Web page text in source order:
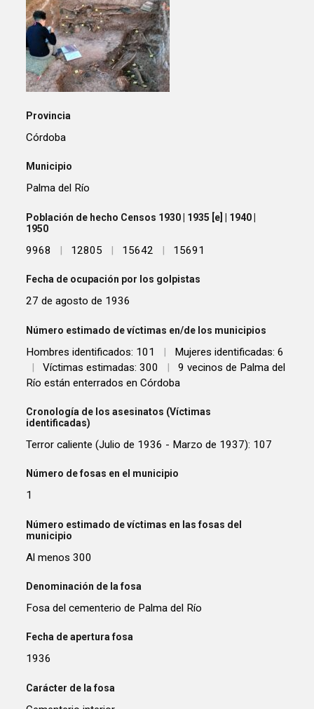
Provincia
Córdoba
Municipio
Palma del Río
Población de hecho Censos 1930 | 1935 [e] | 1940 |
1950
9968 | 12805 | 15642 | 15691
Fecha de ocupación por los golpistas
27 de agosto de 1936
Número estimado de víctimas en/de los municipios
Hombres identificados: 101 |
Mujeres identificadas: 6
|
Víctimas estimadas: 300 |
9 vecinos de Palma del
Río están enterrados en Córdoba
Cronología de los asesinatos (Víctimas
identificadas)
Terror caliente (Julio de 1936 - Marzo de 1937): 107
Número de fosas en el municipio
1
Número estimado de víctimas en las fosas del
municipio
Al menos 300
Denominación de la fosa
Fosa del cementerio de Palma del Río
Fecha de apertura fosa
1936
Carácter de la fosa